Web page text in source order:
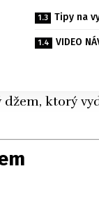
Tipy na
VIDEO
ktorý